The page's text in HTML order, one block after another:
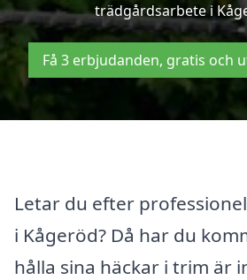
trädgårdsarbete i
Få 3 erbjudanden, gratis och
Letar du efter
i Kågeröd? Då har du
hålla sina häckar i trim är